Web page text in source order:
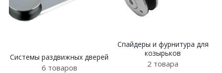
Системы раздвижных дверей
6 товаров
Спайдеры и фурнитура для
козырьков
2 товара